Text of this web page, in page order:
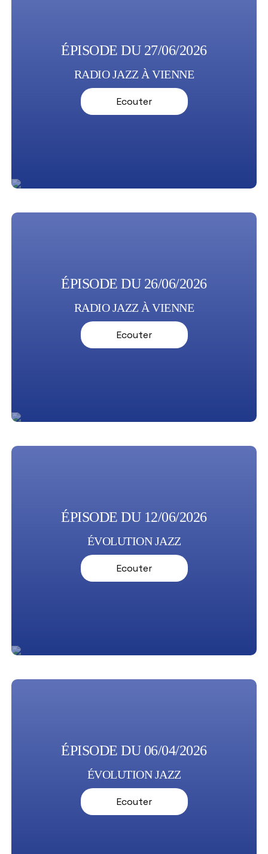
ÉPISODE DU 27/06/2026
RADIO JAZZ À VIENNE
Ecouter
ÉPISODE DU 26/06/2026
RADIO JAZZ À VIENNE
Ecouter
ÉPISODE DU 12/06/2026
ÉVOLUTION JAZZ
Ecouter
ÉPISODE DU 06/04/2026
ÉVOLUTION JAZZ
Ecouter